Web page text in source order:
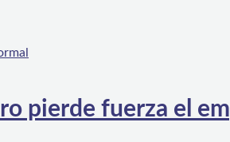
pierde fuerza el